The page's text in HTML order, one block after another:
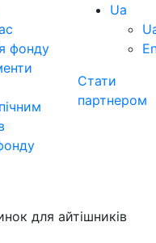
фонду
Ua
Стати
партнером
для айтішників